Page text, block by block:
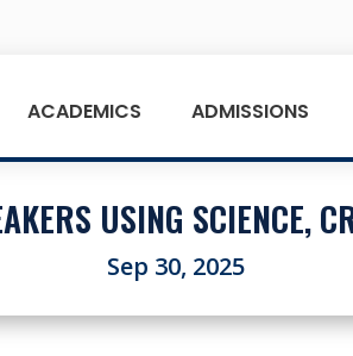
ACADEMICS ADMISSIONS
USING SCIENCE,
Sep 30, 2025